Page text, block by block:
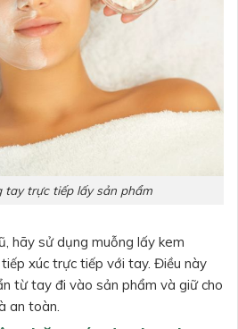
tay trực tiếp lấy sản phẩm
hãy sử dụng muỗng lấy kem
xúc trực tiếp với tay. Điều này
từ tay đi vào sản phẩm và giữ cho
an toàn.